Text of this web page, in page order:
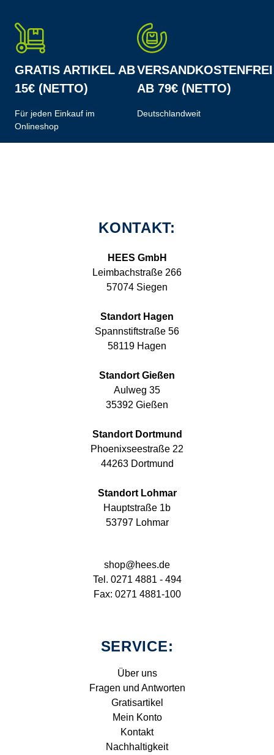
GRATIS ARTIKEL AB
15€ (NETTO)
Für jeden Einkauf im
Onlineshop
VERSANDKOSTENFREI
AB 79€ (NETTO)
Deutschlandweit
KONTAKT:
HEES GmbH
Leimbachstraße 266
57074 Siegen
Standort Hagen
Spannstiftstraße 56
58119 Hagen
Standort Gießen
Aulweg 35
35392 Gießen
Standort Dortmund
Phoenixseestraße 22
44263 Dortmund
Standort Lohmar
Hauptstraße 1b
53797 Lohmar
shop@hees.de
Tel. 0271 4881 - 494
Fax: 0271 4881-100
SERVICE:
Über uns
Fragen und Antworten
Gratisartikel
Mein Konto
Kontakt
Nachhaltigkeit